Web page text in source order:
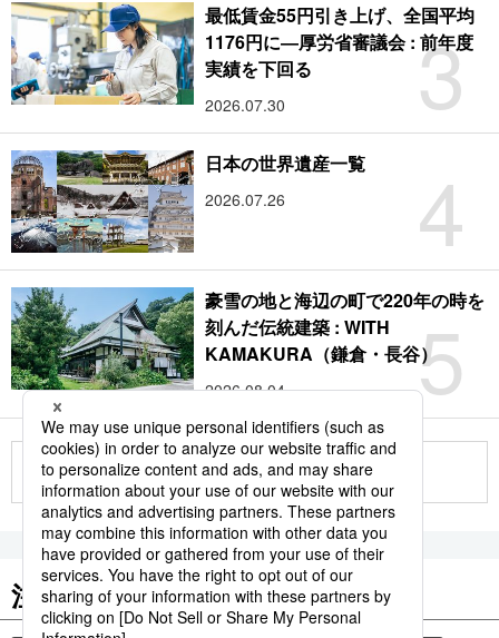
3
最低賃金55円引き上げ、全国平均
1176円に―厚労省審議会 : 前年度
実績を下回る
2026.07.30
4
日本の世界遺産一覧
2026.07.26
5
豪雪の地と海辺の町で220年の時を
刻んだ伝統建築 : WITH
KAMAKURA（鎌倉・長谷）
2026.08.04
もっと見る
注目のキーワード